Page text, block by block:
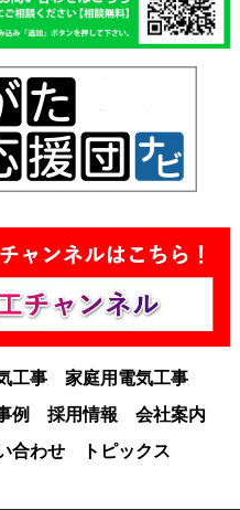
工事
家庭用電気工事
例 採用情報
会社案内
合わせ トピックス